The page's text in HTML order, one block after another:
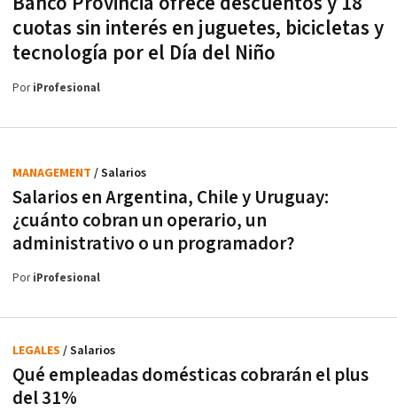
cuotas sin interés en juguetes, bicicletas y
tecnología por el Día del Niño
PoriProfesional
Salarios en Argentina, Chile y Uruguay:
¿cuánto cobran un operario, un
administrativo o un programador?
MANAGEMENT / Salarios
PoriProfesional
Qué empleadas domésticas cobrarán el plus
del 31%
LEGALES / Salarios